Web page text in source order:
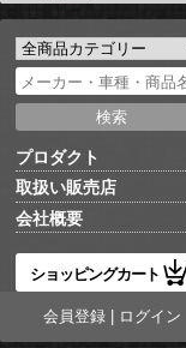
プロダクト
取扱い販売店
会社概要
ショッピングカート
会員登録| ログイン